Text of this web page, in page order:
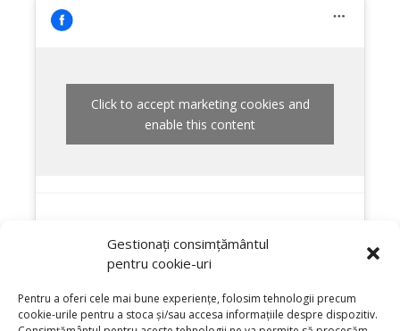
Gestionați consimțământul
pentru cookie-uri
Pentru a oferi cele mai bune experiențe, folosim tehnologii precum
cookie-urile pentru a stoca și/sau accesa informațiile despre dispozitiv.
Click to accept marketing cookies and
enable this content